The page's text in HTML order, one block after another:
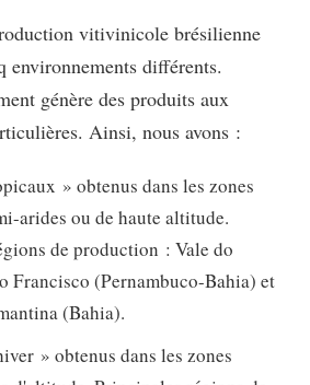
vitivinicole brésilienne
environnements différents.
génère des produits aux
Ainsi, nous avons :
» obtenus dans les zones
arides ou de haute altitude.
de production : Vale do
Francisco (Pernambuco-Bahia) et
(Bahia).
» obtenus dans les zones